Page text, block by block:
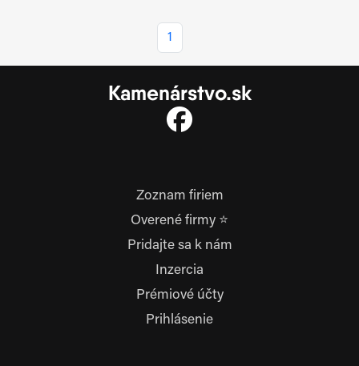
1
Kamenárstvo.sk
Zoznam firiem
Overené firmy ⭐
Pridajte sa k nám
Inzercia
Prémiové účty
Prihlásenie